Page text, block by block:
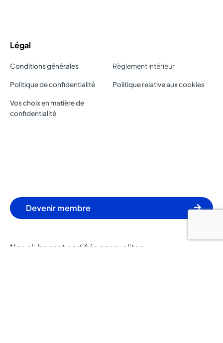
Légal
Conditions générales Règlement intérieur
Politique de confidentialité Politique relative aux cookies
Vos choix en matière de
confidentialité
Devenir membre
Nos clubs sont certifiés par qualitop